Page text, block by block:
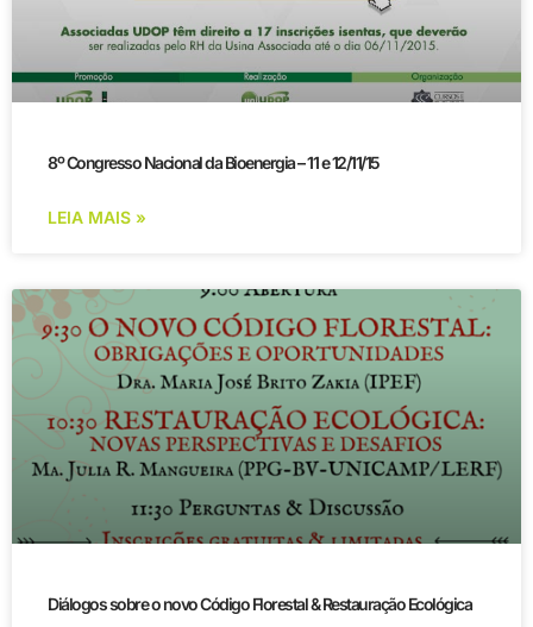
8º Congresso Nacional da Bioenergia – 11 e 12/11/15
LEIA MAIS »
Diálogos sobre o novo Código Florestal & Restauração Ecológica